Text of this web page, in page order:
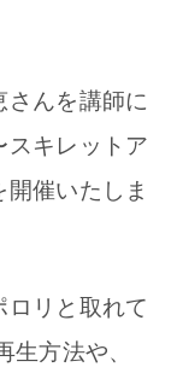
さんを講師に
スキレットア
催いたしま
リと取れて
生方法や、